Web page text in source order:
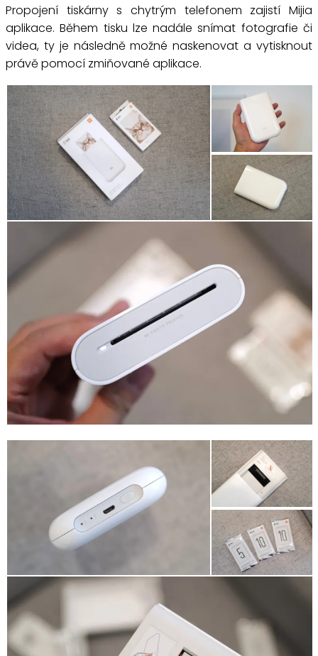
Propojení tiskárny s chytrým telefonem zajistí Mijia
aplikace. Během tisku lze nadále snímat fotografie či
videa, ty je následně možné naskenovat a vytisknout
právě pomocí zmiňované aplikace.